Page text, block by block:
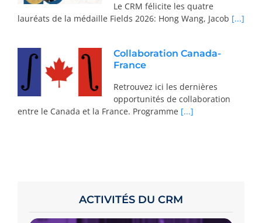
Le CRM félicite les quatre
lauréats de la médaille Fields 2026: Hong Wang, Jacob [...]
Collaboration Canada-
France
Retrouvez ici les dernières
opportunités de collaboration
entre le Canada et la France. Programme [...]
ACTIVITÉS DU CRM